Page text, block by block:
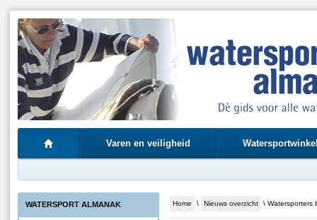
Varen en veiligheid
Home \ Nieuws overzicht \ Watersporters
WATERSPORT ALMANAK